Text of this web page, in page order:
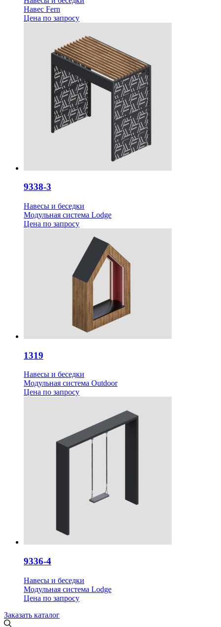
Навес Fern
Цена по запросу
9338-3
Навесы и беседки
Модульная система Lodge
Цена по запросу
1319
Навесы и беседки
Модульная система Outdoor
Цена по запросу
9336-4
Навесы и беседки
Модульная система Lodge
Цена по запросу
Заказать каталог